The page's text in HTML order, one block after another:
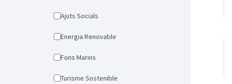
Ajuts Socials
Energia Renovable
Fons Marins
Turisme Sostenible